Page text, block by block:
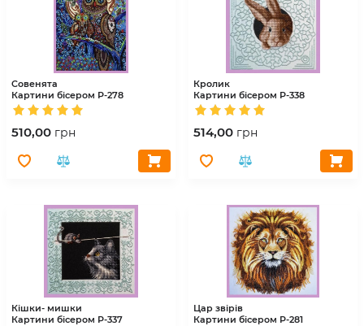
Совенята
Картини бісером Р-278
510,00 грн
Кролик
Картини бісером Р-338
514,00 грн
Кішки- мишки
Картини бісером Р-337
Цар звірів
Картини бісером Р-281